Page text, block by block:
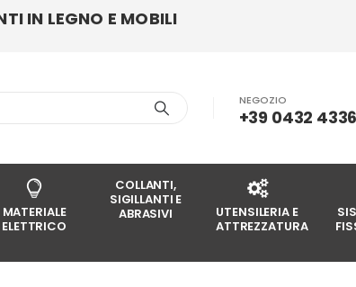
IN LEGNO E MOBILI
NEGOZIO
+39 0432
MATERIALE
ELETTRICO
COLLANTI,
SIGILLANTI E
ABRASIVI
UTENSILERIA E
ATTREZZATURA